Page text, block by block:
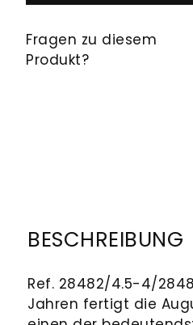
Fragen zu diesem
Produkt?
BESCHREIBUNG
Ref. 28482/4.5-4/
Jahren fertigt die